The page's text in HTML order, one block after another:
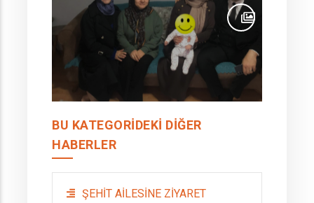
BU KATEGORIDEKI DIĞER
HABERLER
ŞEHİT AİLESİNE ZİYARET